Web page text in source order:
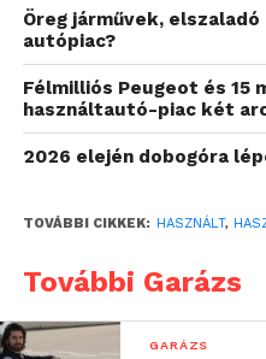
Ha pedig a modelleket
összkép: ott aBMW R
forintos átlagáron a
modellhez, míg
átlagáron pedig azAprilia
lehet hozzájutni.
Öreg járművek,
autópiac?
Félmilliós Peugeot és 15
használtautó-piac két
2026 elején dobogóra
TOVÁBBI CIKKEK: HASZNÁLT,
További Garázs
GARÁZS